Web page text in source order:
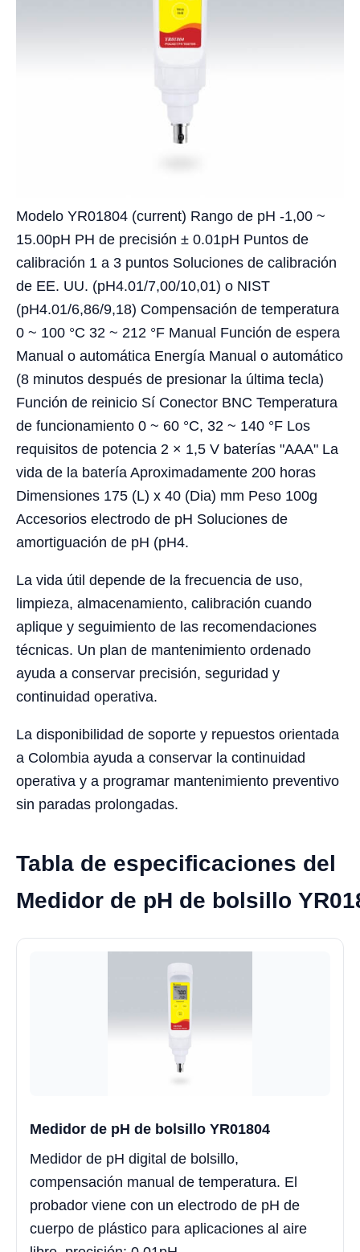
Modelo YR01804 (current) Rango de pH -1,00 ~
15.00pH PH de precisión ± 0.01pH Puntos de
calibración 1 a 3 puntos Soluciones de calibración
de EE. UU. (pH4.01/7,00/10,01) o NIST
(pH4.01/6,86/9,18) Compensación de temperatura
0 ~ 100 °C 32 ~ 212 °F Manual Función de espera
Manual o automática Energía Manual o automático
(8 minutos después de presionar la última tecla)
Función de reinicio Sí Conector BNC Temperatura
de funcionamiento 0 ~ 60 °C, 32 ~ 140 °F Los
requisitos de potencia 2 × 1,5 V baterías "AAA" La
vida de la batería Aproximadamente 200 horas
Dimensiones 175 (L) x 40 (Dia) mm Peso 100g
Accesorios electrodo de pH Soluciones de
amortiguación de pH (pH4.
La vida útil depende de la frecuencia de uso,
limpieza, almacenamiento, calibración cuando
aplique y seguimiento de las recomendaciones
técnicas. Un plan de mantenimiento ordenado
ayuda a conservar precisión, seguridad y
continuidad operativa.
La disponibilidad de soporte y repuestos orientada
a Colombia ayuda a conservar la continuidad
operativa y a programar mantenimiento preventivo
sin paradas prolongadas.
Tabla de especificaciones del
Medidor de pH de bolsillo
Medidor de pH de bolsillo YR01804
Medidor de pH digital de bolsillo,
compensación manual de temperatura. El
probador viene con un electrodo de pH de
cuerpo de plástico para aplicaciones al aire